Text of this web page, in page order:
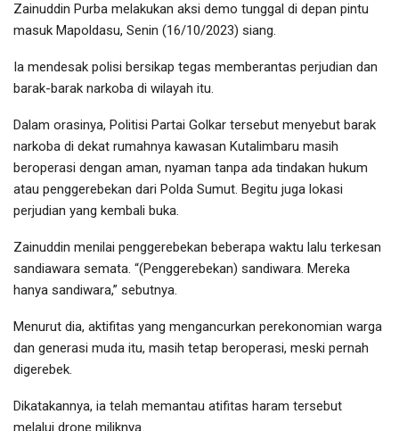
Zainuddin Purba melakukan aksi demo tunggal di depan pintu
masuk Mapoldasu, Senin (16/10/2023) siang.
Ia mendesak polisi bersikap tegas memberantas perjudian dan
barak-barak narkoba di wilayah itu.
Dalam orasinya, Politisi Partai Golkar tersebut menyebut barak
narkoba di dekat rumahnya kawasan Kutalimbaru masih
beroperasi dengan aman, nyaman tanpa ada tindakan hukum
atau penggerebekan dari Polda Sumut. Begitu juga lokasi
perjudian yang kembali buka.
Zainuddin menilai penggerebekan beberapa waktu lalu terkesan
sandiawara semata. “(Penggerebekan) sandiwara. Mereka
hanya sandiwara,” sebutnya.
Menurut dia, aktifitas yang mengancurkan perekonomian warga
dan generasi muda itu, masih tetap beroperasi, meski pernah
digerebek.
Dikatakannya, ia telah memantau atifitas haram tersebut
melalui drone miliknya.